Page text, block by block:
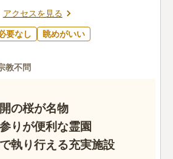
アクセスを見る
要なし
眺めがいい
教不問
の桜が名物
りが便利な霊園
執り行える充実施設